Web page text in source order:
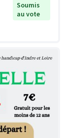
Soumis
au vote